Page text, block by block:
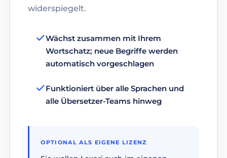
widerspiegelt.
Wächst zusammen mit Ihrem
Wortschatz; neue Begriffe werden
automatisch vorgeschlagen
Funktioniert über alle Sprachen und
alle Übersetzer-Teams hinweg
OPTIONAL ALS EIGENE LIZENZ